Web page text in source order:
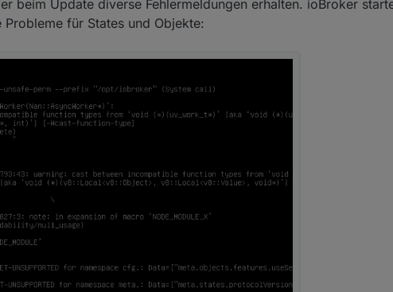
beim Update diverse Fehlermeldungen erhalten. ioBroker
für States und Objekte: